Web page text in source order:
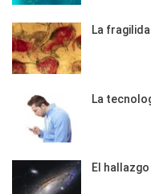
La
La
El